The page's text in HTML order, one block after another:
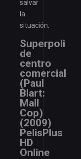
salvar
la
situación.
Superpoli
de
centro
comercial
(Paul
Blart:
Mall
Cop)
(2009)
PelisPlus
HD
Online